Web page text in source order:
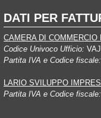
DATI PER
CAMERA DI COMMERCIO
Codice Univoco Ufficio:
Partita IVA e Codice fiscale:
LARIO SVILUPPO
Partita IVA e Codice fiscale: